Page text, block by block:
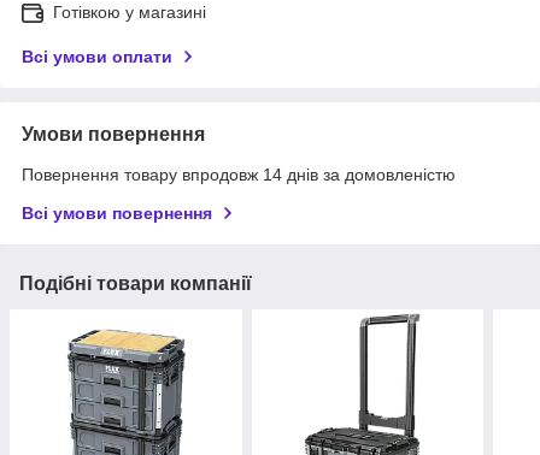
Готівкою у магазині
Всі умови оплати
Умови повернення
Повернення товару впродовж 14 днів за домовленістю
Всі умови повернення
Подібні товари компанії